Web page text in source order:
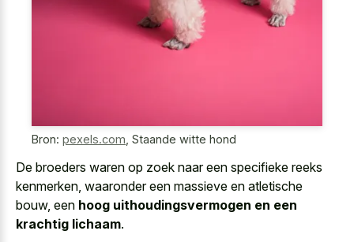
Bron: pexels.com Staande witte hond
De broeders waren op zoek naar een specifieke reeks
kenmerken, waaronder een massieve en atletische
bouw, een hoog uithoudingsvermogen en een
krachtig lichaam.